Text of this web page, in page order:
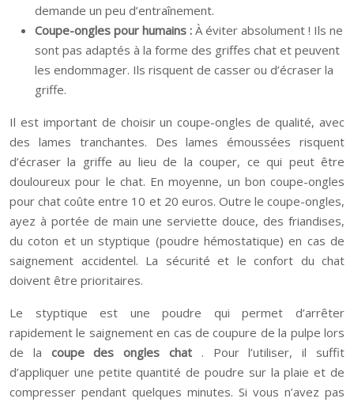
demande un peu d’entraînement.
Coupe-ongles pour humains : À éviter absolument ! Ils ne
sont pas adaptés à la forme des griffes chat et peuvent
les endommager. Ils risquent de casser ou d’écraser la
griffe.
Il est important de choisir un coupe-ongles de qualité, avec
des lames tranchantes. Des lames émoussées risquent
d’écraser la griffe au lieu de la couper, ce qui peut être
douloureux pour le chat. En moyenne, un bon coupe-ongles
pour chat coûte entre 10 et 20 euros. Outre le coupe-ongles,
ayez à portée de main une serviette douce, des friandises,
du coton et un styptique (poudre hémostatique) en cas de
saignement accidentel. La sécurité et le confort du chat
doivent être prioritaires.
Le styptique est une poudre qui permet d’arrêter
rapidement le saignement en cas de coupure de la pulpe lors
de la coupe des ongles chat . Pour l’utiliser, il suffit
d’appliquer une petite quantité de poudre sur la plaie et de
compresser pendant quelques minutes. Si vous n’avez pas